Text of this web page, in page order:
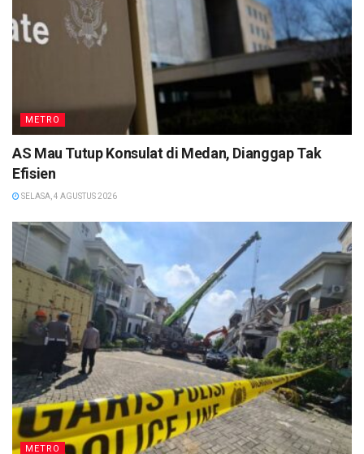
METRO
AS Mau Tutup Konsulat di Medan, Dianggap Tak
Efisien
SELASA, 4 AGUSTUS 2026
METRO